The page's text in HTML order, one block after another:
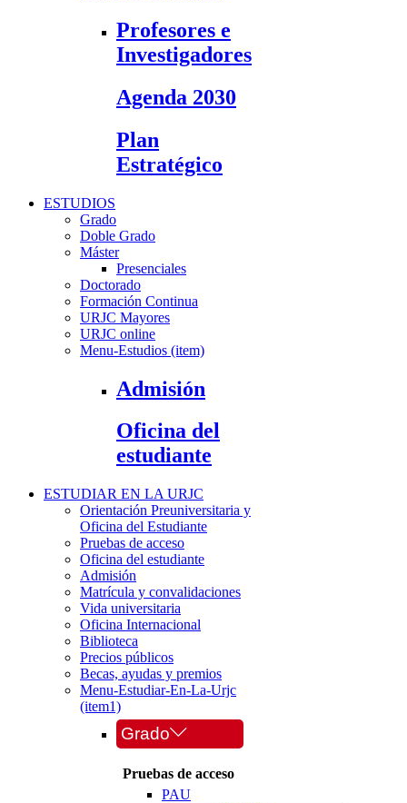
Profesores e
Investigadores
Agenda 2030
Plan
Estratégico
ESTUDIOS
Grado
Doble Grado
Máster
Presenciales
Doctorado
Formación Continua
URJC Mayores
URJC online
Menu-Estudios (item)
Admisión
Oficina del
estudiante
ESTUDIAR EN LA URJC
Orientación Preuniversitaria y
Oficina del Estudiante
Pruebas de acceso
Oficina del estudiante
Admisión
Matrícula y convalidaciones
Vida universitaria
Oficina Internacional
Biblioteca
Precios públicos
Becas, ayudas y premios
Menu-Estudiar-En-La-Urjc
(item1)
Grado
Pruebas de acceso
PAU